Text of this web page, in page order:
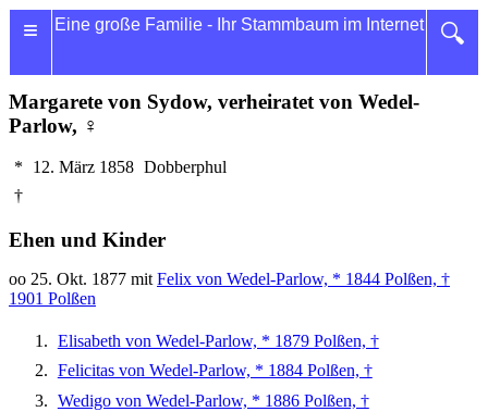
≡ 🔍
Eine große Familie - Ihr Stammbaum im Internet
Margarete von Sydow, verheiratet von Wedel-
Parlow, ♀
* 12. März 1858 Dobberphul
†
Ehen und Kinder
oo 25. Okt. 1877 mit Felix von Wedel-Parlow, * 1844 Polßen, †
1901 Polßen
Elisabeth von Wedel-Parlow, * 1879 Polßen, †
Felicitas von Wedel-Parlow, * 1884 Polßen, †
Wedigo von Wedel-Parlow, * 1886 Polßen, †